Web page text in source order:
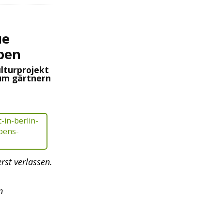
gärtnern
verlassen.